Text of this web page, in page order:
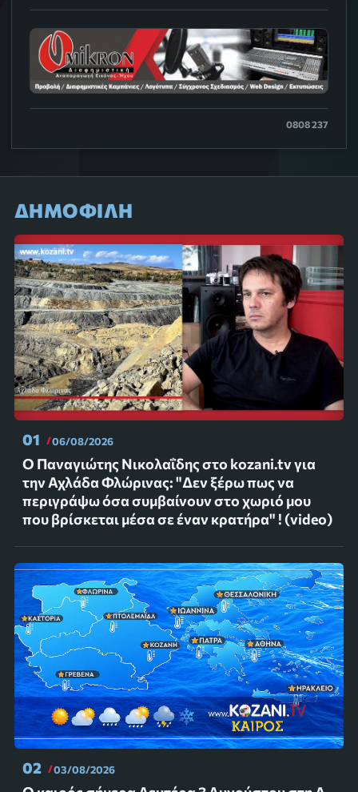
0808 237
ΔΗΜΟΦΙΛΗ
01 06/08/2026
Ο Παναγιώτης Νικολαΐδης στο kozani.tv για
την Αχλάδα Φλώρινας: "Δεν ξέρω πως να
περιγράψω όσα συμβαίνουν στο χωριό μου
που βρίσκεται μέσα σε έναν κρατήρα" ! (video)
02 03/08/2026